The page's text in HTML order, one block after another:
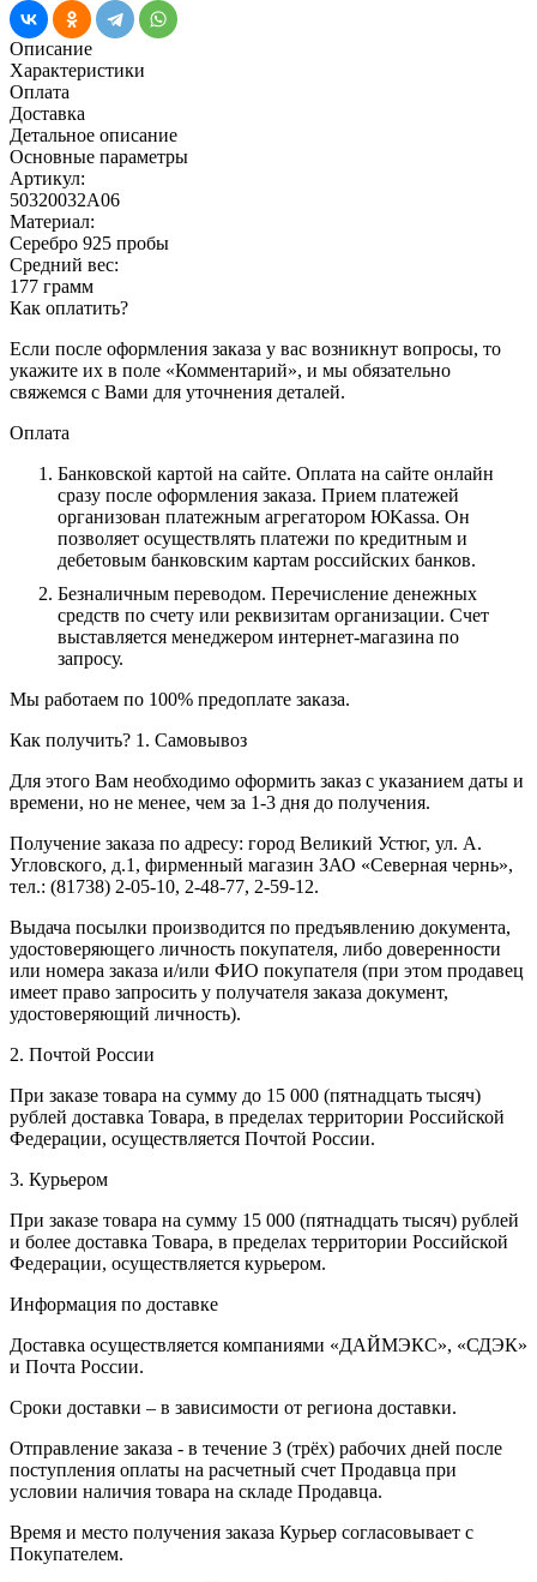
Описание
Характеристики
Оплата
Доставка
Детальное описание
Основные параметры
Артикул:
50320032А06
Материал:
Серебро 925 пробы
Средний вес:
177 грамм
Как оплатить?
Если после оформления заказа у вас возникнут вопросы, то
укажите их в поле «Комментарий», и мы обязательно
свяжемся с Вами для уточнения деталей.
Оплата
Банковской картой на сайте. Оплата на сайте онлайн
сразу после оформления заказа. Прием платежей
организован платежным агрегатором ЮKassa. Он
позволяет осуществлять платежи по кредитным и
дебетовым банковским картам российских банков.
Безналичным переводом. Перечисление денежных
средств по счету или реквизитам организации. Счет
выставляется менеджером интернет-магазина по
запросу.
Мы работаем по 100% предоплате заказа.
Как получить? 1. Самовывоз
Для этого Вам необходимо оформить заказ с указанием даты и
времени, но не менее, чем за 1-3 дня до получения.
Получение заказа по адресу: город Великий Устюг, ул. А.
Угловского, д.1, фирменный магазин ЗАО «Северная чернь»,
тел.: (81738) 2-05-10, 2-48-77, 2-59-12.
Выдача посылки производится по предъявлению документа,
удостоверяющего личность покупателя, либо доверенности
или номера заказа и/или ФИО покупателя (при этом продавец
имеет право запросить у получателя заказа документ,
удостоверяющий личность).
2. Почтой России
При заказе товара на сумму до 15 000 (пятнадцать тысяч)
рублей доставка Товара, в пределах территории Российской
Федерации, осуществляется Почтой России.
3. Курьером
При заказе товара на сумму 15 000 (пятнадцать тысяч) рублей
и более доставка Товара, в пределах территории Российской
Федерации, осуществляется курьером.
Информация по доставке
Доставка осуществляется компаниями «ДАЙМЭКС», «СДЭК»
и Почта России.
Сроки доставки – в зависимости от региона доставки.
Отправление заказа - в течение 3 (трёх) рабочих дней после
поступления оплаты на расчетный счет Продавца при
условии наличия товара на складе Продавца.
Время и место получения заказа Курьер согласовывает с
Покупателем.